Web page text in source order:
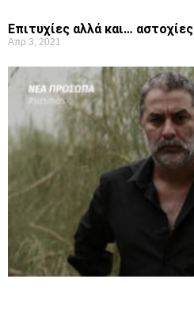
Επιτυχίες αλλά και… αστοχίες
Απρ 3, 2021